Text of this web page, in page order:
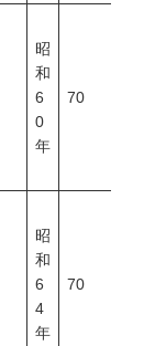
昭
和
6
0
年
70
昭
和
6
4
年
70